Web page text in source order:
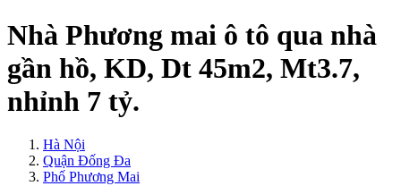
Nhà Phương mai ô tô qua nhà
gần hồ, KD, Dt 45m2, Mt3.7,
nhỉnh 7 tỷ.
Hà Nội
Quận Đống Đa
Phố Phương Mai